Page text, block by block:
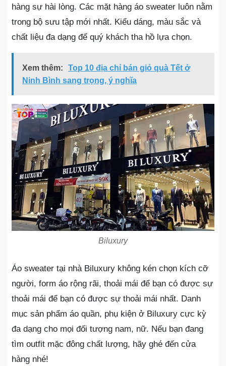
hàng sự hài lòng. Các mặt hàng áo sweater luôn nằm
trong bộ sưu tập mới nhất. Kiểu dáng, màu sắc và
chất liệu đa dạng để quý khách tha hồ lựa chọn.
Xem thêm:
Top 10 địa chỉ bán giỏ quà Tết ở
Ninh Bình sang trọng, ý nghĩa
Biluxury
Áo sweater tại nhà Biluxury không kén chọn kích cỡ
người, form áo rộng rãi, thoải mái để bạn có được sự
thoải mái để bạn có được sự thoải mái nhất. Danh
mục sản phẩm áo quần, phụ kiện ở Biluxury cực kỳ
đa dạng cho mọi đối tượng nam, nữ. Nếu bạn đang
tìm outfit mặc đông chất lượng, hãy ghé đến cửa
hàng nhé!